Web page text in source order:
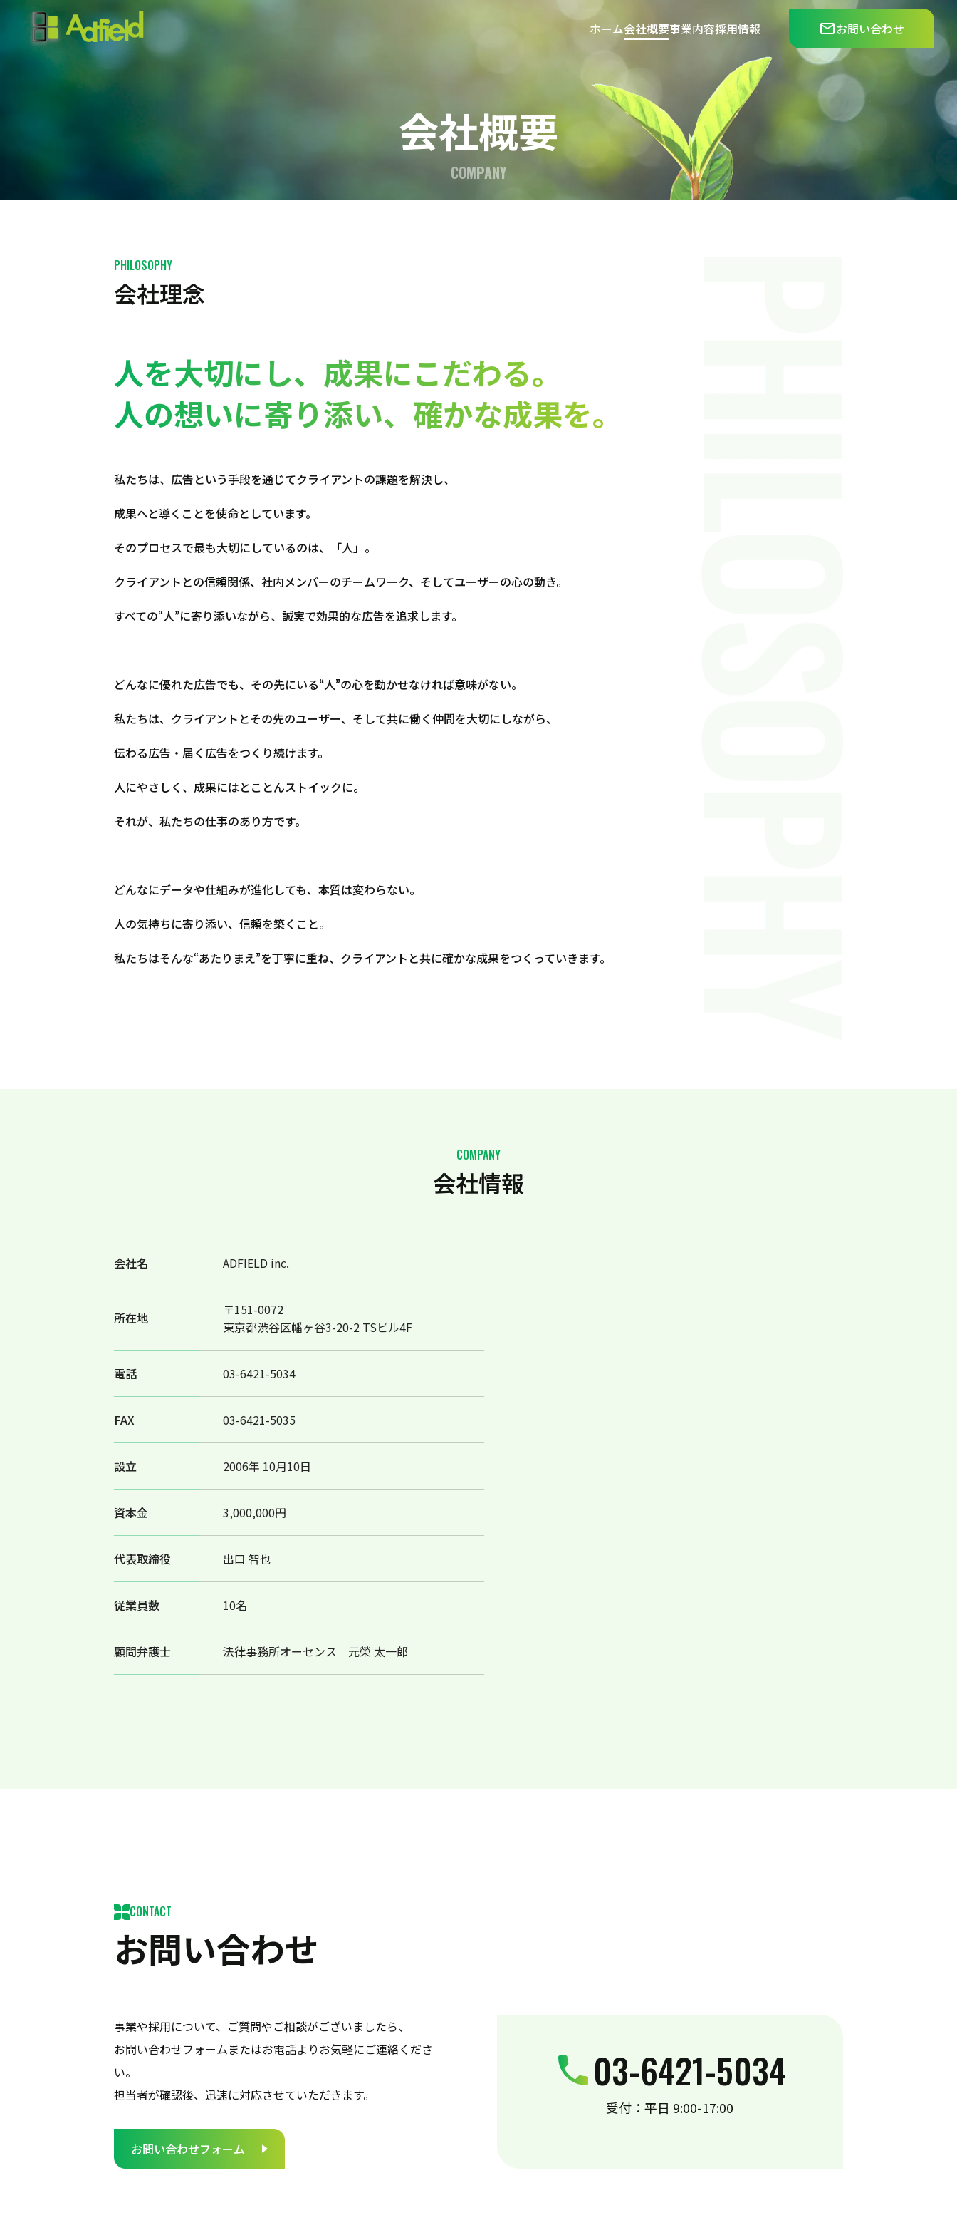
ホーム会社概要事業内容採用情報 お問い合わせ
会社概要
COMPANY
PHILOSOPHY
会社理念
人を大切にし、成果にこだわる。
人の想いに寄り添い、確かな成果を。
私たちは、広告という手段を通じてクライアントの課題を解決し、
成果へと導くことを使命としています。
そのプロセスで最も大切にしているのは、「人」。
クライアントとの信頼関係、社内メンバーのチームワーク、そしてユーザーの心の動き。
すべての“人”に寄り添いながら、誠実で効果的な広告を追求します。
どんなに優れた広告でも、その先にいる“人”の心を動かせなければ意味がない。
私たちは、クライアントとその先のユーザー、そして共に働く仲間を大切にしながら、
伝わる広告・届く広告をつくり続けます。
人にやさしく、成果にはとことんストイックに。
それが、私たちの仕事のあり方です。
どんなにデータや仕組みが進化しても、本質は変わらない。
人の気持ちに寄り添い、信頼を築くこと。
私たちはそんな“あたりまえ”を丁寧に重ね、クライアントと共に確かな成果をつくっていきます。
COMPANY
会社情報
会社名 ADFIELD inc.
所在地
〒151-0072
東京都渋谷区幡ヶ谷3-20-2 TSビル4F
電話 03-6421-5034
FAX 03-6421-5035
設立 2006年 10月10日
資本金 3,000,000円
代表取締役 出口 智也
従業員数 10名
顧問弁護士 法律事務所オーセンス 元榮 太一郎
CONTACT
お問い合わせ
事業や採用について、ご質問やご相談がございましたら、
お問い合わせフォームまたはお電話よりお気軽にご連絡くださ
い。
担当者が確認後、迅速に対応させていただきます。
お問い合わせフォーム
03-6421-5034
受付：平日 9:00-17:00